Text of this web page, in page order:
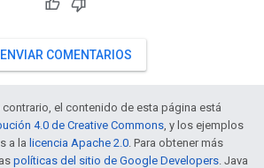
ENVIAR COMENTARIOS
el contenido de esta página está
4.0 de Creative Commons, y los ejemplos
a la licencia Apache 2.0. Para obtener más
políticas del sitio de Google Developers. Java